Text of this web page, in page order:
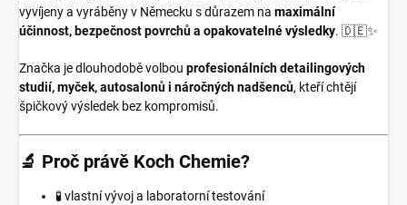
vyvíjeny a vyráběny v Německu s důrazem na maximální
účinnost, bezpečnost povrchů a opakovatelné výsledky. 🇩🇪✨
Značka je dlouhodobě volbou profesionálních detailingových
studií, myček, autosalonů i náročných nadšenců, kteří chtějí
špičkový výsledek bez kompromisů.
🔬 Proč právě Koch Chemie?
🧪 vlastní vývoj a laboratorní testování